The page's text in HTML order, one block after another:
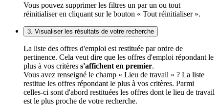
Vous pouvez supprimer les filtres un par un ou tout
réinitialiser en cliquant sur le bouton « Tout réinitialiser ».
3. Visualiser les résultats de votre recherche
La liste des offres d'emploi est restituée par ordre de
pertinence. Cela veut dire que les offres d'emploi répondant le
plus à vos critères s'affichent en premier.
Vous avez renseigné le champ « Lieu de travail » ? La liste
restitue les offres répondant le plus à vos critères. Parmi
celles-ci sont d'abord restituées les offres dont le lieu de travail
est le plus proche de votre recherche.